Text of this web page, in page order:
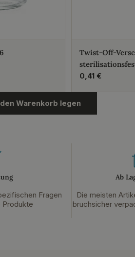
Twist-Off-
Regulärer
0,41 €
Warenkorb legen
Fragen
Produkte
Ab
Die meisten
bruchsicher